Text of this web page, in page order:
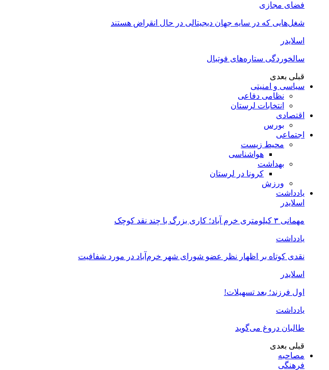
فضای مجازی
شغل‌‌هایی که در سایه جهان دیجیتالی در حال انقراض هستند
اسلایدر
سالخوردگی ستاره‌های فوتبال
قبلی بعدی
سیاسی و امنیتی
نظامی دفاعی
انتخابات لرستان
اقتصادی
بورس
اجتماعی
محیط زیست
هواشناسی
بهداشت
کرونا در لرستان
ورزش
یادداشت
اسلایدر
مهمانی ۳ کیلومتری خرم آباد؛ کاری بزرگ با چند نقد کوچک
یادداشت
نقدی کوتاه بر اظهار نظر عضو شورای شهر خرم‌آباد در مورد شفافیت
اسلایدر
اول فرزند؛ بعد تسهیلات!
یادداشت
طالبان دروغ می‌گوید
قبلی بعدی
مصاحبه
فرهنگی